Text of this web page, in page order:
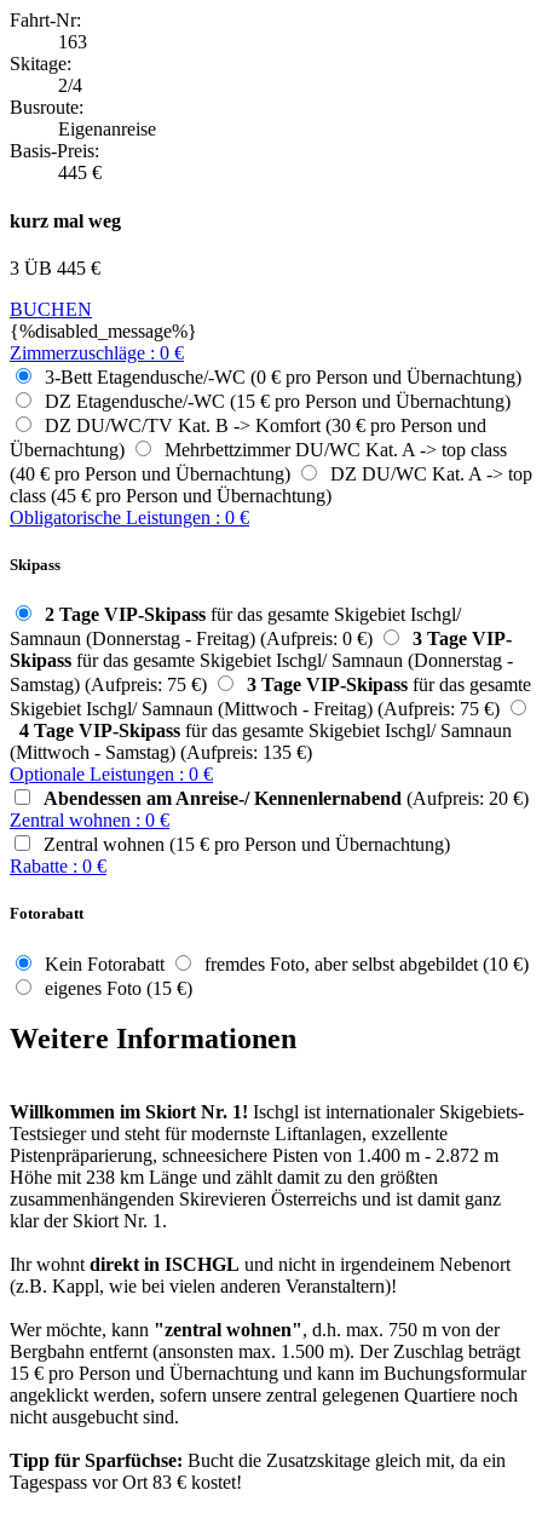
Fahrt-Nr:
163
Skitage:
2/4
Busroute:
Eigenanreise
Basis-Preis:
445 €
kurz mal weg
3 ÜB 445 €
BUCHEN
{%disabled_message%}
Zimmerzuschläge : 0 €
3-Bett Etagendusche/-WC (0 € pro Person und Übernachtung)
DZ Etagendusche/-WC (15 € pro Person und Übernachtung)
DZ DU/WC/TV Kat. B -> Komfort (30 € pro Person und
Übernachtung)
Mehrbettzimmer DU/WC Kat. A -> top class
(40 € pro Person und Übernachtung)
DZ DU/WC Kat. A -> top
class (45 € pro Person und Übernachtung)
Obligatorische Leistungen : 0 €
Skipass
2 Tage VIP-Skipass für das gesamte Skigebiet Ischgl/
Samnaun (Donnerstag - Freitag) (Aufpreis: 0 €)
3 Tage VIP-
Skipass für das gesamte Skigebiet Ischgl/ Samnaun (Donnerstag -
Samstag) (Aufpreis: 75 €)
3 Tage VIP-Skipass für das gesamte
Skigebiet Ischgl/ Samnaun (Mittwoch - Freitag) (Aufpreis: 75 €)
4 Tage VIP-Skipass für das gesamte Skigebiet Ischgl/ Samnaun
(Mittwoch - Samstag) (Aufpreis: 135 €)
Optionale Leistungen : 0 €
Abendessen am Anreise-/ Kennenlernabend (Aufpreis: 20 €)
Zentral wohnen : 0 €
Zentral wohnen (15 € pro Person und Übernachtung)
Rabatte : 0 €
Fotorabatt
Kein Fotorabatt
fremdes Foto, aber selbst abgebildet (10 €)
eigenes Foto (15 €)
Weitere Informationen
Willkommen im Skiort Nr. 1! Ischgl ist internationaler Skigebiets-
Testsieger und steht für modernste Liftanlagen, exzellente
Pistenpräparierung, schneesichere Pisten von 1.400 m - 2.872 m
Höhe mit 238 km Länge und zählt damit zu den größten
zusammenhängenden Skirevieren Österreichs und ist damit ganz
klar der Skiort Nr. 1.
Ihr wohnt direkt in ISCHGL und nicht in irgendeinem Nebenort
(z.B. Kappl, wie bei vielen anderen Veranstaltern)!
Wer möchte, kann "zentral wohnen", d.h. max. 750 m von der
Bergbahn entfernt (ansonsten max. 1.500 m). Der Zuschlag beträgt
15 € pro Person und Übernachtung und kann im Buchungsformular
angeklickt werden, sofern unsere zentral gelegenen Quartiere noch
nicht ausgebucht sind.
Tipp für Sparfüchse: Bucht die Zusatzskitage gleich mit, da ein
Tagespass vor Ort 83 € kostet!